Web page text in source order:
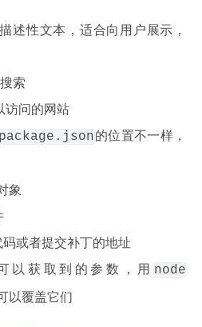
述性文本，适合向用户展示，
索
访问的网站
package.json的位置不一样，
象
或者提交补丁的地址
以获取到的参数，用 node
以覆盖它们